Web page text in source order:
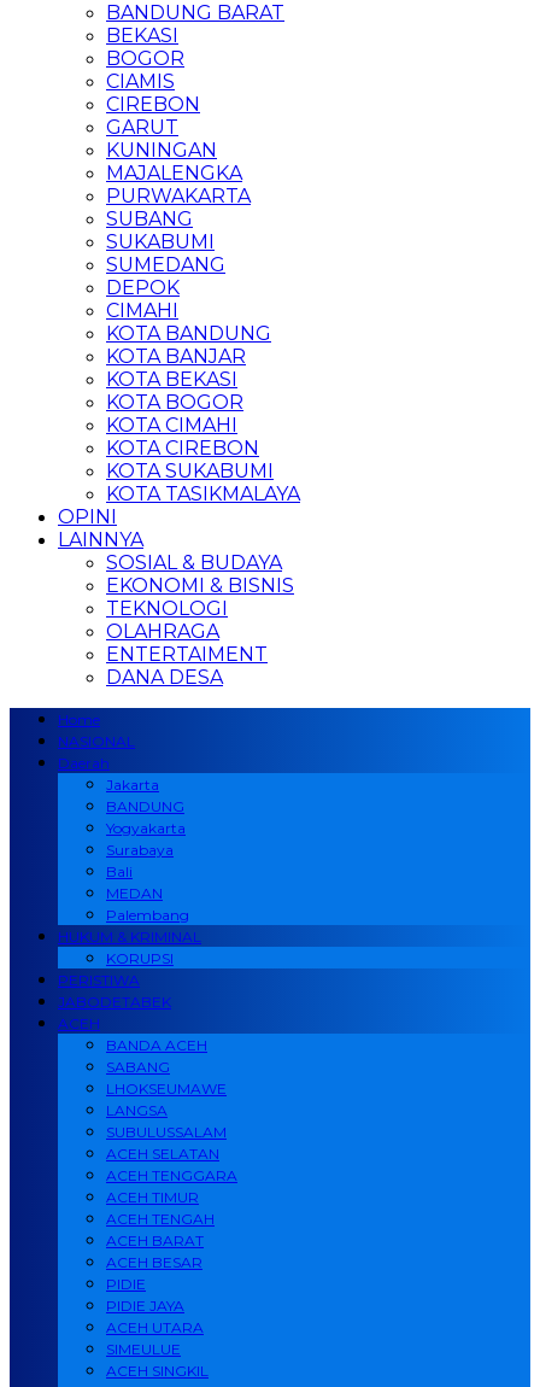
BANDUNG BARAT
BEKASI
BOGOR
CIAMIS
CIREBON
GARUT
KUNINGAN
MAJALENGKA
PURWAKARTA
SUBANG
SUKABUMI
SUMEDANG
DEPOK
CIMAHI
KOTA BANDUNG
KOTA BANJAR
KOTA BEKASI
KOTA BOGOR
KOTA CIMAHI
KOTA CIREBON
KOTA SUKABUMI
KOTA TASIKMALAYA
OPINI
LAINNYA
SOSIAL & BUDAYA
EKONOMI & BISNIS
TEKNOLOGI
OLAHRAGA
ENTERTAIMENT
DANA DESA
Home
NASIONAL
Daerah
Jakarta
BANDUNG
Yogyakarta
Surabaya
Bali
MEDAN
Palembang
HUKUM & KRIMINAL
KORUPSI
PERISTIWA
JABODETABEK
ACEH
BANDA ACEH
SABANG
LHOKSEUMAWE
LANGSA
SUBULUSSALAM
ACEH SELATAN
ACEH TENGGARA
ACEH TIMUR
ACEH TENGAH
ACEH BARAT
ACEH BESAR
PIDIE
PIDIE JAYA
ACEH UTARA
SIMEULUE
ACEH SINGKIL